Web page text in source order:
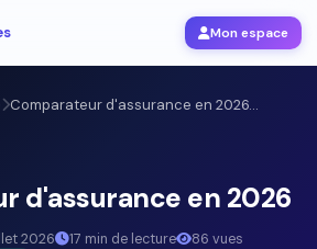
Mon espace
Comparateur d'assurance en 2026...
d'assurance en 2026
2026 17 min de lecture
86 vues